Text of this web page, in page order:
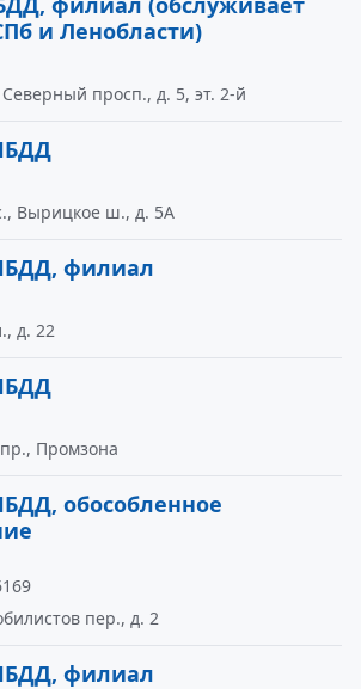
и Ленобласти)
просп., д. 5, эт. 2-й
Вырицкое ш., д. 5А
филиал
д. 22
Промзона
обособленное
пер., д. 2
филиал